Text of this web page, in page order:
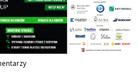
mobilna gra terenowa
Tumblr Reddit Share